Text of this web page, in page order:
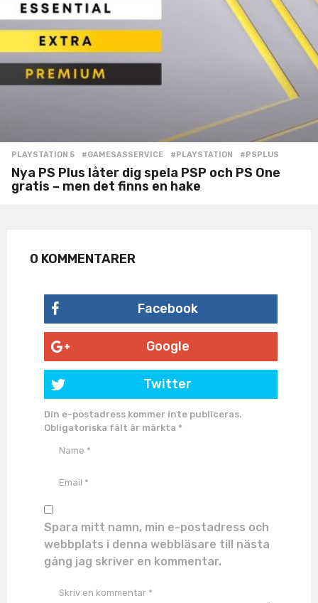
PLAYSTATION 5 #GAMESASSERVICE ,#PLAYSTATION ,#PSPLUS
Nya PS Plus låter dig spela PSP och PS One
gratis – men det finns en hake
0 KOMMENTARER
Facebook
Google
Twitter
Din e-postadress kommer inte publiceras.
Obligatoriska fält är märkta *
Spara mitt namn, min e-postadress och
webbplats i denna webbläsare till nästa
gång jag skriver en kommentar.